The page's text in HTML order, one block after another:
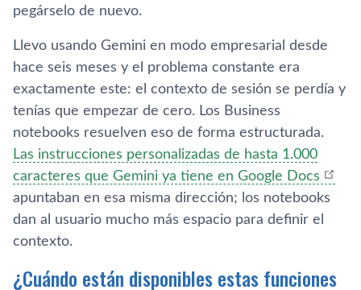
pegárselo de nuevo.
Llevo usando Gemini en modo empresarial desde
hace seis meses y el problema constante era
exactamente este: el contexto de sesión se perdía y
tenías que empezar de cero. Los Business
notebooks resuelven eso de forma estructurada.
Las instrucciones personalizadas de hasta 1.000
caracteres que Gemini ya tiene en Google Docs
apuntaban en esa misma dirección; los notebooks
dan al usuario mucho más espacio para definir el
contexto.
¿Cuándo están disponibles estas funciones